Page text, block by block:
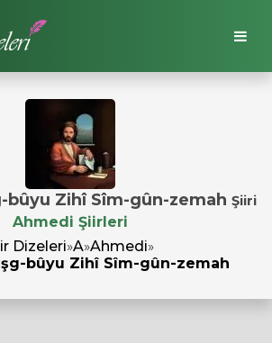
bûyu Zihî Sîm-gûn-zemah Şiiri
Ahmedi Şiirleri
Dizeleri»A»Ahmedi»
bûyu Zihî Sîm-gûn-zemah